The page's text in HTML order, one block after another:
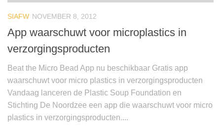
SIAFW NOVEMBER 8, 2012
App waarschuwt voor microplastics in
verzorgingsproducten
Beat the Micro Bead App nu beschikbaar Gratis app
waarschuwt voor micro plastics in verzorgingsproducten
Vandaag lanceren de Plastic Soup Foundation en
Stichting De Noordzee een app die waarschuwt voor micro
plastics in verzorgingsproducten....